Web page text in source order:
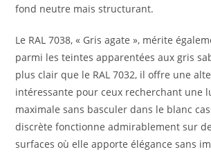
fond neutre mais structurant.
Le RAL 7038, « Gris agate », mérite
parmi les teintes apparentées aux gris
plus clair que le RAL 7032, il offre une
intéressante pour ceux recherchant une
maximale sans basculer dans le blanc
discrète fonctionne admirablement sur
surfaces où elle apporte élégance sans